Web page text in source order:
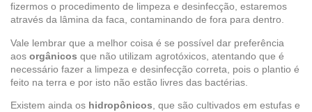
fizermos o procedimento de limpeza e desinfecção, estaremos
através da lâmina da faca, contaminando de fora para dentro.
Vale lembrar que a melhor coisa é se possível dar preferência
aos orgânicos que não utilizam agrotóxicos, atentando que é
necessário fazer a limpeza e desinfecção correta, pois o plantio é
feito na terra e por isto não estão livres das bactérias.
Existem ainda os hidropônicos , que são cultivados em estufas e